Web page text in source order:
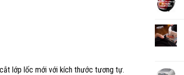
lớp lốc mới với kích thước tương tự.